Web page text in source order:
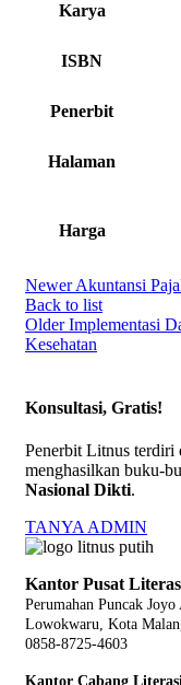
Karya
ISBN
Penerbit
Halaman
Harga
NewerAkuntansi
Back to list
Older Implementasi
Kesehatan
Konsultasi, Gratis!
Penerbit Litnus terdiri
menghasilkan buku-
Nasional Dikti.
TANYA ADMIN
Kantor Pusat
Perumahan Puncak Joyo
Lowokwaru, Kota
0858-8725-4603
Kantor Cabang